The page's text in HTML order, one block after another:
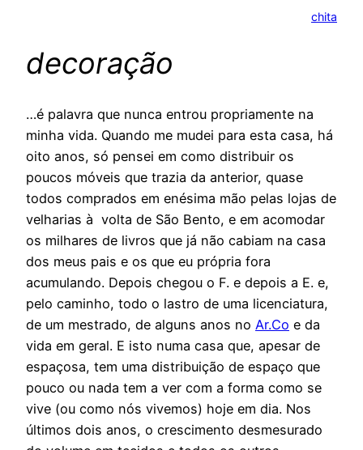
chita
decoração
…é palavra que nunca entrou propriamente na
minha vida. Quando me mudei para esta casa, há
oito anos, só pensei em como distribuir os
poucos móveis que trazia da anterior, quase
todos comprados em enésima mão pelas lojas de
velharias à volta de São Bento, e em acomodar
os milhares de livros que já não cabiam na casa
dos meus pais e os que eu própria fora
acumulando. Depois chegou o F. e depois a E. e,
pelo caminho, todo o lastro de uma licenciatura,
de um mestrado, de alguns anos no Ar.Co e da
vida em geral. E isto numa casa que, apesar de
espaçosa, tem uma distribuição de espaço que
pouco ou nada tem a ver com a forma como se
vive (ou como nós vivemos) hoje em dia. Nos
últimos dois anos, o crescimento desmesurado